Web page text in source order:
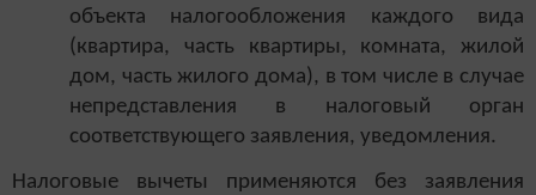
объекта налогообложения каждого вида
(квартира, часть квартиры, комната, жилой
дом, часть жилого дома), в том числе в случае
непредставления в налоговый орган
соответствующего заявления, уведомления.
Налоговые вычеты применяются без заявления